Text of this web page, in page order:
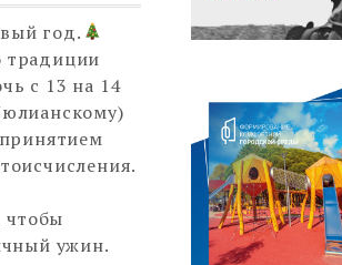
год.
традиции
с 13 на 14
чтобы
ужин.